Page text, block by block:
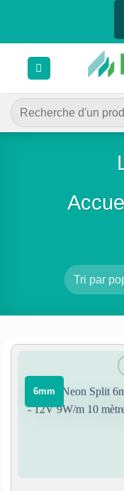
contenu
Recherche
pour :
⠀6mm⠀
à la